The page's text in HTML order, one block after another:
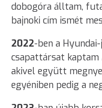
dobogóra álltam,
bajnoki cím ismét
2022-ben a
csapattársat kaptam
akivel együtt
egyéniben pedig a